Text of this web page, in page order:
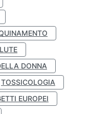
DONNA
TOSSICOLOGIA
EUROPEI